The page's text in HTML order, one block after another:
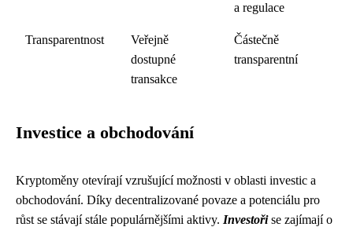
a regulace
Transparentnost
Veřejně
dostupné
transakce
Částečně
transparentní
Investice a obchodování
Kryptoměny otevírají vzrušující možnosti v oblasti investic a
obchodování. Díky decentralizované povaze a potenciálu pro
růst se stávají stále populárnějšími aktivy. Investořise zajímají o